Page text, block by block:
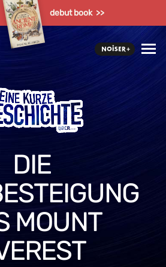
debut book >>
DIE
MOUNT